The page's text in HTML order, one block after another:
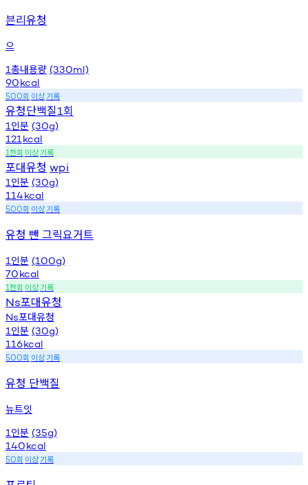
븐리유청
으
1총내용량 (330ml)
90kcal
500회 이상기록
유청단백질1회
1 인분 (30g)
121 kcal
1천회 이상기록
포대유청 wpi
1 인분 (30g)
114kcal
500회 이상기록
유청 뺀 그릭요거트
1 인분 (100g)
70kcal
1천회 이상기록
Ns포대유청
Ns포대유청
1 인분 (30g)
116kcal
500회 이상기록
유청 단백질
뉴트잇
1 인분 (35g)
140kcal
50회 이상기록